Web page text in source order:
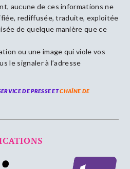
aucune de ces informations ne
rediffusée, traduite, exploitée
de quelque manière que ce
ou une image qui viole vos
le signaler à l’adresse
DE PRESSE ETCHAÎNE DE